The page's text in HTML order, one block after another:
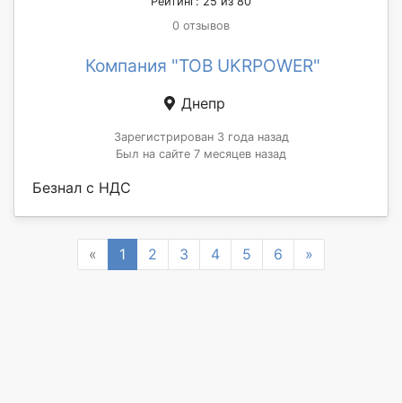
0 отзывов
Компания "ТОВ UKRPOWER"
Днепр
Зарегистрирован 3 года назад
Был на сайте 7 месяцев назад
Безнал с НДС
« Previous
1 2 3 4 5 6 »